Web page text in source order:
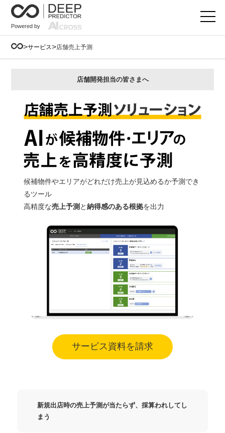
Powered by
>サービス>店舗売上予測
店舗開発担当の皆さまへ
候補物件やエリアがどれだけ売上が見込めるか予測でき
るツール
高精度な売上予測 と納得感のある根拠を出力
サービス資料を請求
新規出店時の売上予測が当たらず、採算われしてし
まう